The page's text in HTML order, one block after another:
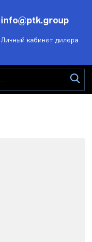
Личный кабинет дилера
info@ptk.group